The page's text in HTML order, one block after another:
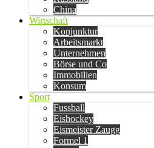
China
Wirtschaft
Konjunktur
Arbeitsmarkt
Unternehmen
Börse und Co
Immobilien
Konsum
Sport
Fussball
Eishockey
Eismeister Zaugg
Formel 1